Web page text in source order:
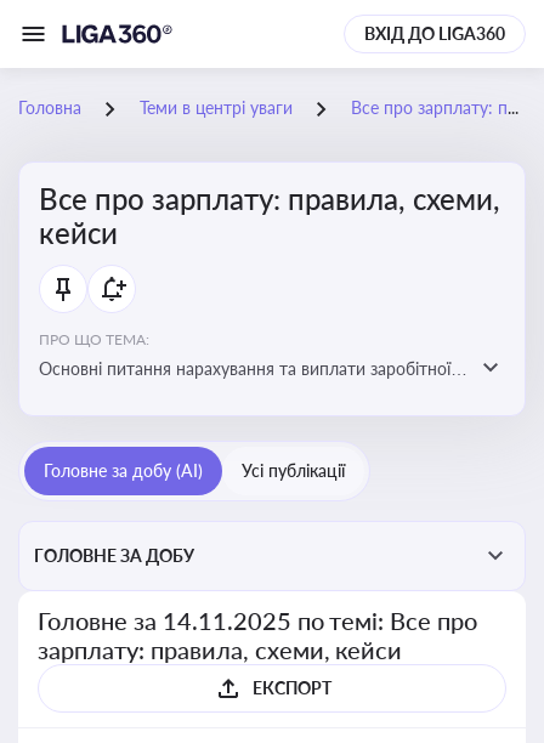
ВХІД ДО LIGA360
Головна Теми в центрі уваги Все про зарплату: правила, схеми, кейси
Все про зарплату: правила, схеми,
кейси
ПРО ЩО ТЕМА:
Основні питання нарахування та виплати заробітної
інформації про можливі схеми зловживань
Головне за добу (AI) Усі публікації
ГОЛОВНЕ ЗА ДОБУ
Головне за 14.11.2025 по темі: Все про
зарплату: правила, схеми, кейси
ЕКСПОРТ